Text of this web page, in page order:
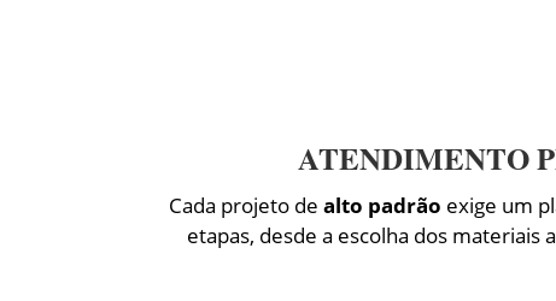
ATENDIMENTO
Cada projeto de alto padrão exige um
etapas, desde a escolha dos materiais